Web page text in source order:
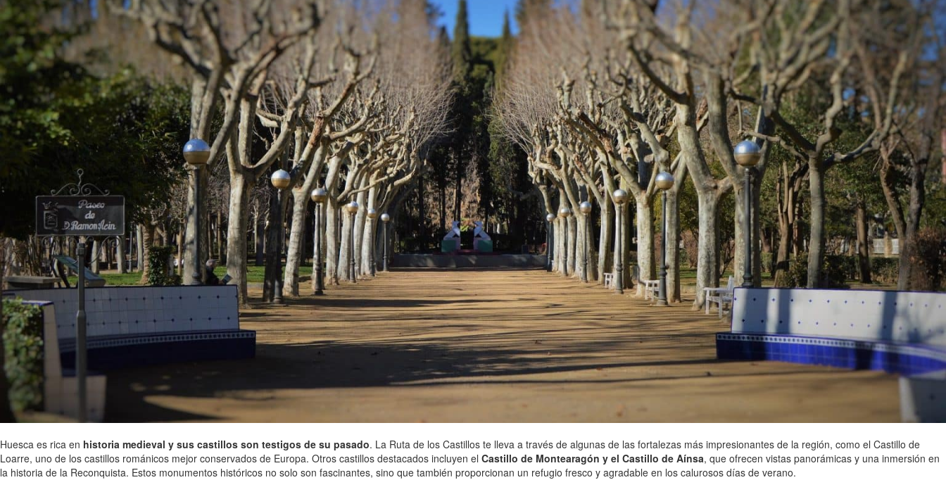
Huesca es rica en historia medieval y sus castillos son testigos de su pasado. La Ruta de los Castillos te lleva a través de algunas de las fortalezas más impresionantes de la región, como el Castillo de
Loarre, uno de los castillos románicos mejor conservados de Europa. Otros castillos destacados incluyen el Castillo de Montearagón y el Castillo de Aínsa, que ofrecen vistas panorámicas y una inmersión en
la historia de la Reconquista. Estos monumentos históricos no solo son fascinantes, sino que también proporcionan un refugio fresco y agradable en los calurosos días de verano.